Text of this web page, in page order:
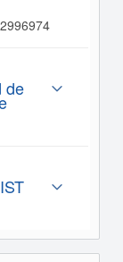
de